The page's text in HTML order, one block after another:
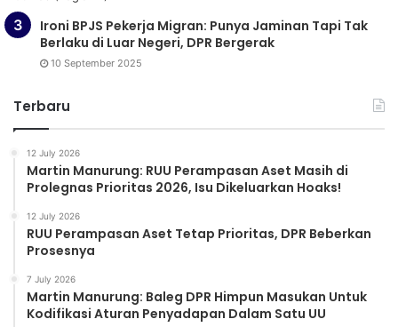
Ironi BPJS Pekerja Migran: Punya Jaminan Tapi Tak
Berlaku di Luar Negeri, DPR Bergerak
10 September 2025
Terbaru
12 July 2026
Martin Manurung: RUU Perampasan Aset Masih di
Prolegnas Prioritas 2026, Isu Dikeluarkan Hoaks!
12 July 2026
RUU Perampasan Aset Tetap Prioritas, DPR Beberkan
Prosesnya
7 July 2026
Martin Manurung: Baleg DPR Himpun Masukan Untuk
Kodifikasi Aturan Penyadapan Dalam Satu UU